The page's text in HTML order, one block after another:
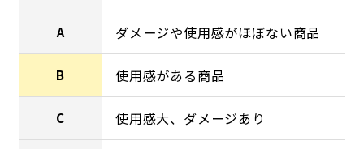
A ダメージや使用感がほぼない商品
B 使用感がある商品
C 使用感大、ダメージあり